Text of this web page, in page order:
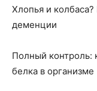
Хлопья и
деменции
Полный контроль:
белка в организме